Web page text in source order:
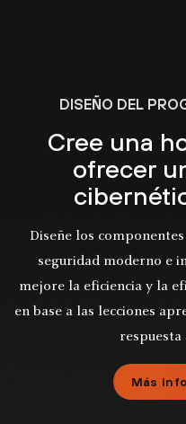
DISEÑO DEL
Cree una
ofrecer
Diseñe los
seguridad moderno e
mejore la eficiencia y la
en base a las lecciones
respuesta
Más